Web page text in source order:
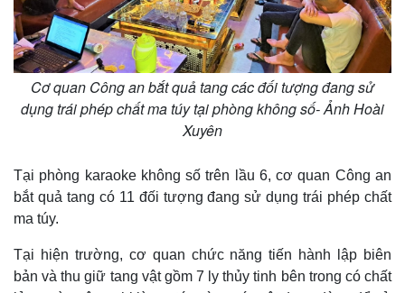
Cơ quan Công an bắt quả tang các đối tượng đang sử
dụng trái phép chất ma túy tại phòng không số- Ảnh Hoài
Xuyên
Tại phòng karaoke không số trên lầu 6, cơ quan Công an
bắt quả tang có 11 đối tượng đang sử dụng trái phép chất
ma túy.
Tại hiện trường, cơ quan chức năng tiến hành lập biên
bản và thu giữ tang vật gồm 7 ly thủy tinh bên trong có chất